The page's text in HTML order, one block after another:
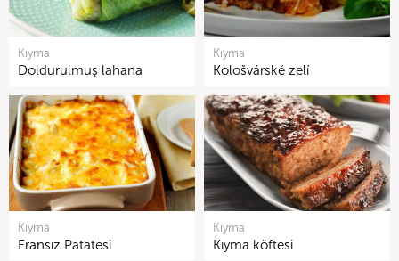
Kıyma
Doldurulmuş lahana
Kıyma
Kološvárské zelí
Kıyma
Fransız Patatesi
Kıyma
Kıyma köftesi